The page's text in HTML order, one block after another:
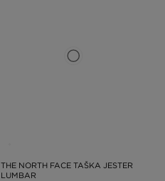
THE NORTH FACE TAŠKA JESTER
LUMBAR